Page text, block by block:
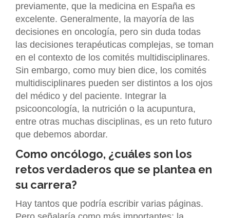
previamente, que la medicina en España es
excelente. Generalmente, la mayoría de las
decisiones en oncología, pero sin duda todas
las decisiones terapéuticas complejas, se toman
en el contexto de los comités multidisciplinares.
Sin embargo, como muy bien dice, los comités
multidisciplinares pueden ser distintos a los ojos
del médico y del paciente. Integrar la
psicooncología, la nutrición o la acupuntura,
entre otras muchas disciplinas, es un reto futuro
que debemos abordar.
Como oncólogo, ¿cuáles son los
retos verdaderos que se plantea en
su carrera?
Hay tantos que podría escribir varias páginas.